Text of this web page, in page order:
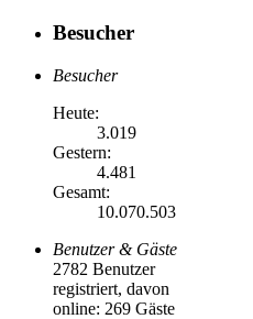
Besucher
Besucher
Heute:
3.019
Gestern:
4.481
Gesamt:
10.070.503
Benutzer & Gäste
2782 Benutzer
registriert, davon
online: 269 Gäste